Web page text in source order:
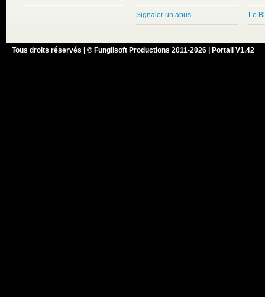
Signaler un abus Le
Tous droits réservés | © Funglisoft Productions 2011-2026 | Portail V1.42